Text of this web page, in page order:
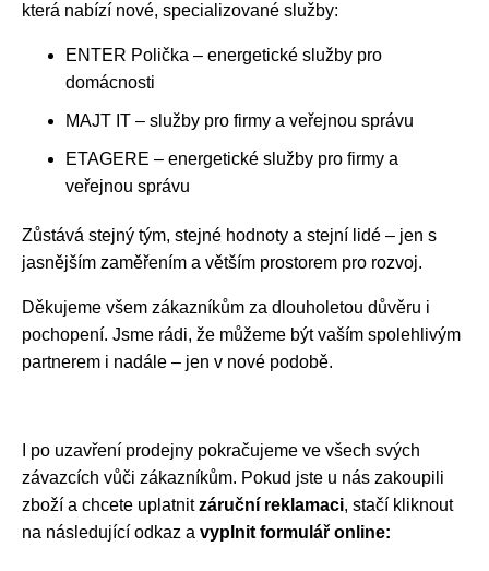
která nabízí nové, specializované služby:
ENTER Polička – energetické služby pro
domácnosti
MAJT IT – služby pro firmy a veřejnou správu
ETAGERE – energetické služby pro firmy a
veřejnou správu
Zůstává stejný tým, stejné hodnoty a stejní lidé – jen s
jasnějším zaměřením a větším prostorem pro rozvoj.
Děkujeme všem zákazníkům za dlouholetou důvěru i
pochopení. Jsme rádi, že můžeme být vaším spolehlivým
partnerem i nadále – jen v nové podobě.
I po uzavření prodejny pokračujeme ve všech svých
závazcích vůči zákazníkům. Pokud jste u nás zakoupili
zboží a chcete uplatnitzáruční reklamaci, stačí kliknout
na následující odkaz a vyplnit formulář online: